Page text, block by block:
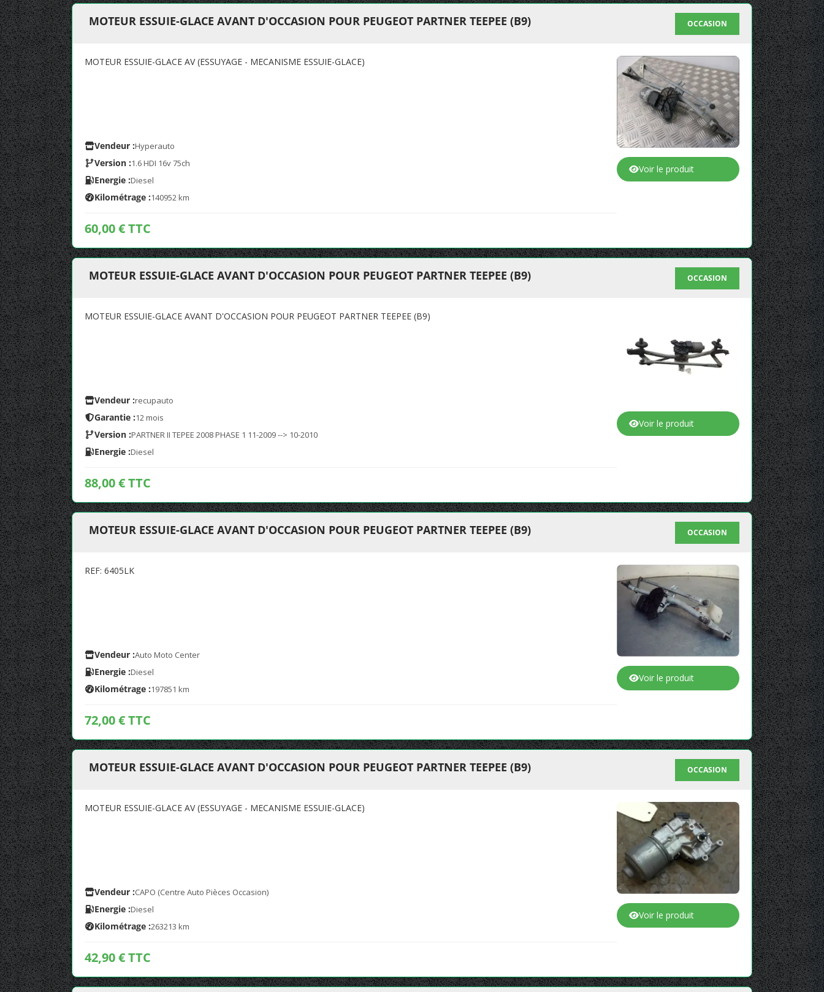
MOTEUR ESSUIE-GLACE AVANT D'OCCASION POUR PEUGEOT PARTNER TEEPEE (B9) OCCASION
MOTEUR ESSUIE-GLACE AV (ESSUYAGE - MECANISME ESSUIE-GLACE)
Vendeur :Hyperauto
Version :1.6 HDI 16v 75ch
Energie :Diesel
Kilométrage :140952 km
60,00 € TTC
Voir le produit
MOTEUR ESSUIE-GLACE AVANT D'OCCASION POUR PEUGEOT PARTNER TEEPEE (B9) OCCASION
MOTEUR ESSUIE-GLACE AVANT D'OCCASION POUR PEUGEOT PARTNER TEEPEE (B9)
Vendeur :recupauto
Garantie :12 mois
Version :PARTNER II TEPEE 2008 PHASE 1 11-2009 --> 10-2010
Energie :Diesel
88,00 € TTC
Voir le produit
MOTEUR ESSUIE-GLACE AVANT D'OCCASION POUR PEUGEOT PARTNER TEEPEE (B9) OCCASION
REF: 6405LK
Vendeur :Auto Moto Center
Energie :Diesel
Kilométrage :197851 km
72,00 € TTC
Voir le produit
MOTEUR ESSUIE-GLACE AVANT D'OCCASION POUR PEUGEOT PARTNER TEEPEE (B9) OCCASION
MOTEUR ESSUIE-GLACE AV (ESSUYAGE - MECANISME ESSUIE-GLACE)
Vendeur :CAPO (Centre Auto Pièces Occasion)
Energie :Diesel
Kilométrage :263213 km
42,90 € TTC
Voir le produit